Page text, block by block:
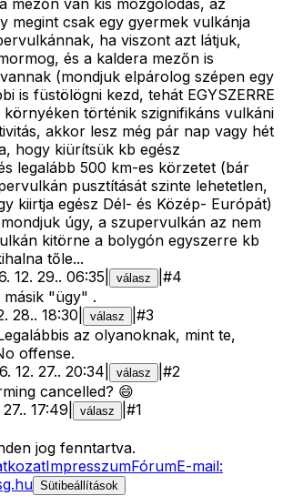
mezőn van kis mozgolódás, az
megint csak egy gyermek vulkánja
ha viszont azt látjuk,
és a kaldera mezőn is
(mondjuk elpárolog szépen egy
is füstölögni kezd, tehát EGYSZERRE
környéken történik szignifikáns vulkáni
akkor lesz még pár nap vagy hét
hogy kiürítsük kb egész
legalább 500 km-es körzetet (bár
pusztítását szinte lehetetlen,
kiirtja egész Dél- és Közép- Európát)
úgy, a szupervulkán az nem
kitörne a bolygón egyszerre kb
tőle...
12. 29.. 06:35 válasz #4
másik "ügy" .
28.. 18:30 válasz #3
az olyanoknak, mint te,
offense.
12. 27.. 20:34 válasz #2
cancelled? 😄
. 17:49 válasz #1
jog fenntartva.
ImpresszumFórumE-mail:
Sütibeállítások